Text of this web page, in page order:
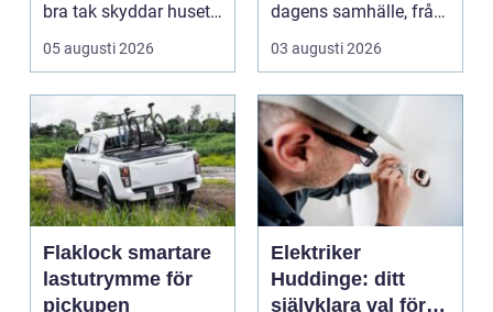
bra tak skyddar huset
mot regn, s...
05 augusti 2026
dagens samhälle, från
små hushållsapparater
till stor...
03 augusti 2026
Flaklock smartare
lastutrymme för
pickupen
Elektriker
Huddinge: ditt
självklara val för